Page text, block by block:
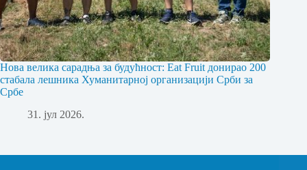
Нова велика сарадња за будућност: Eat Fruit донирао 200
стабала лешника Хуманитарној организацији Срби за
Србе
31. јул 2026.